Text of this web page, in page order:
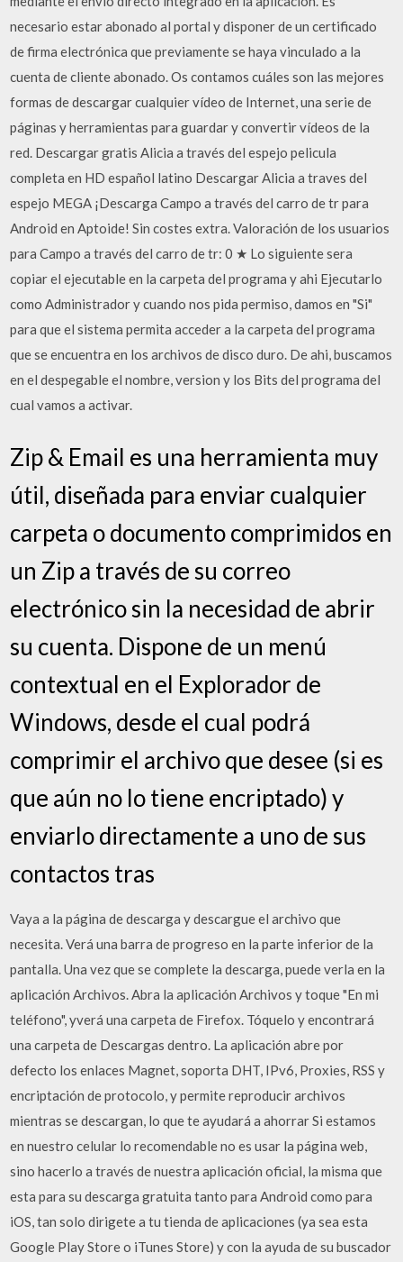
necesario estar abonado al portal y disponer de un certificado
de firma electrónica que previamente se haya vinculado a la
cuenta de cliente abonado. Os contamos cuáles son las mejores
formas de descargar cualquier vídeo de Internet, una serie de
páginas y herramientas para guardar y convertir vídeos de la
red. Descargar gratis Alicia a través del espejo pelicula
completa en HD español latino Descargar Alicia a traves del
espejo MEGA ¡Descarga Campo a través del carro de tr para
Android en Aptoide! Sin costes extra. Valoración de los usuarios
para Campo a través del carro de tr: 0 ★ Lo siguiente sera
copiar el ejecutable en la carpeta del programa y ahi Ejecutarlo
como Administrador y cuando nos pida permiso, damos en "Si"
para que el sistema permita acceder a la carpeta del programa
que se encuentra en los archivos de disco duro. De ahi, buscamos
en el despegable el nombre, version y los Bits del programa del
cual vamos a activar.
Zip & Email es una herramienta muy
útil, diseñada para enviar cualquier
carpeta o documento comprimidos en
un Zip a través de su correo
electrónico sin la necesidad de abrir
su cuenta. Dispone de un menú
contextual en el Explorador de
Windows, desde el cual podrá
comprimir el archivo que desee (si es
que aún no lo tiene encriptado) y
enviarlo directamente a uno de sus
contactos tras
Vaya a la página de descarga y descargue el archivo que
necesita. Verá una barra de progreso en la parte inferior de la
pantalla. Una vez que se complete la descarga, puede verla en la
aplicación Archivos. Abra la aplicación Archivos y toque "En mi
teléfono", yverá una carpeta de Firefox. Tóquelo y encontrará
una carpeta de Descargas dentro. La aplicación abre por
defecto los enlaces Magnet, soporta DHT, IPv6, Proxies, RSS y
encriptación de protocolo, y permite reproducir archivos
mientras se descargan, lo que te ayudará a ahorrar Si estamos
en nuestro celular lo recomendable no es usar la página web,
sino hacerlo a través de nuestra aplicación oficial, la misma que
esta para su descarga gratuita tanto para Android como para
iOS, tan solo dirigete a tu tienda de aplicaciones (ya sea esta
Google Play Store o iTunes Store) y con la ayuda de su buscador